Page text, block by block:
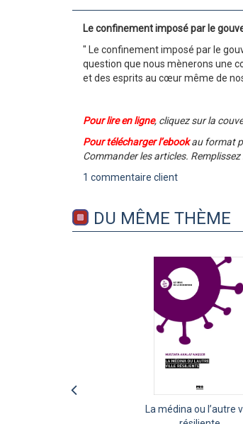
Le confinement imposé par le
" Le confinement imposé par le
question que nous mènerons une
et des esprits au cœur même de
Pour lire en ligne, cliquez sur la
Pour télécharger l’ebookau format
Commander les articles.
1 commentaire client
DU MÊME THÈME
La médina ou l’autre
La médina ou
Comment